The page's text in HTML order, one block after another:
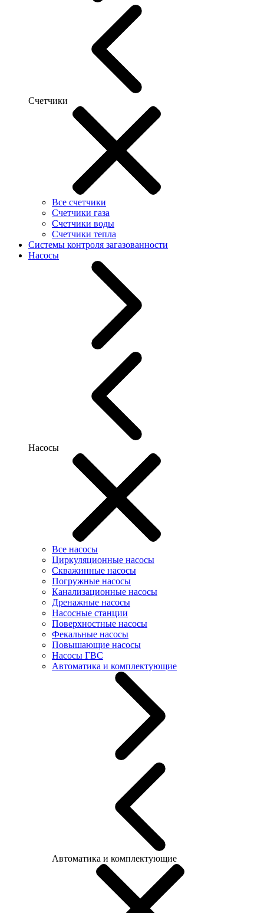
Счетчики
Все счетчики
Счетчики газа
Счетчики воды
Счетчики тепла
Системы контроля загазованности
Насосы
Насосы
Все насосы
Циркуляционные насосы
Скважинные насосы
Погружные насосы
Канализационные насосы
Дренажные насосы
Насосные станции
Поверхностные насосы
Фекальные насосы
Повышающие насосы
Насосы ГВС
Автоматика и комплектующие
Автоматика и комплектующие